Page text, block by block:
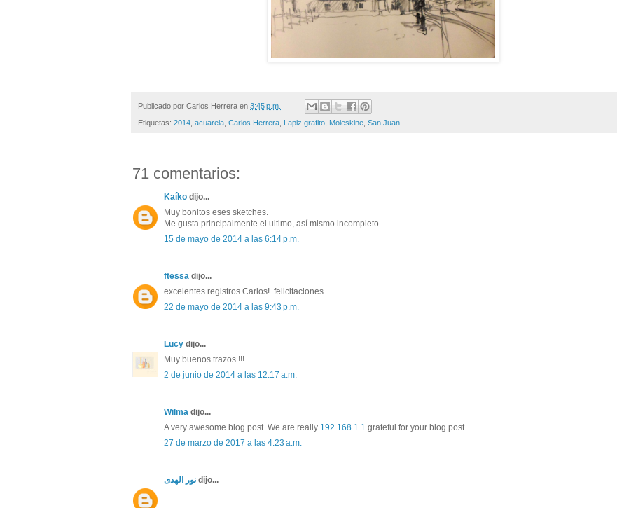
Publicado por Carlos Herrera en 3:45 p.m.
Etiquetas: 2014, acuarela, Carlos Herrera, Lapiz grafito, Moleskine, San Juan.
71 comentarios:
Kaíko dijo...
Muy bonitos eses sketches.
Me gusta principalmente el ultimo, así mismo incompleto
15 de mayo de 2014 a las 6:14 p.m.
ftessa dijo...
excelentes registros Carlos!. felicitaciones
22 de mayo de 2014 a las 9:43 p.m.
Lucy dijo...
Muy buenos trazos !!!
2 de junio de 2014 a las 12:17 a.m.
Wilma dijo...
A very awesome blog post. We are really 192.168.1.1 grateful for your blog post
27 de marzo de 2017 a las 4:23 a.m.
نور الهدى dijo...